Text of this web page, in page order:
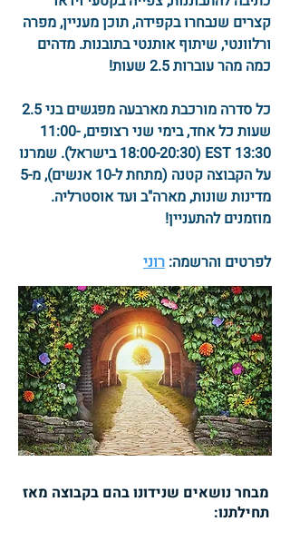
קצרים שנבחרו בקפידה, תוכן מעניין, מפרה
ורלוונטי, שיתוף אותנטי בתובנות. מדהים
כמה מהר עוברות 2.5 שעות!
כל סדרה מורכבת מארבעה מפגשים בני 2.5
שעות כל אחד, בימי שני רצופים, 11:00-
13:30 EST (18:00-20:30 בישראל). שמרנו
על הקבוצה קטנה (מתחת ל-10 אנשים), מ-5
מדינות שונות, מארה"ב ועד אוסטרליה.
מוזמנים להתעניין!
לפרטים והרשמה: רוני
מבחר נושאים שנידונו בהם בקבוצה מאז
תחילתנו: